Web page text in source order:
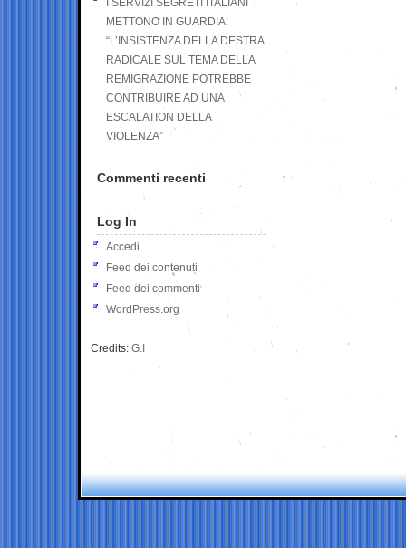
I SERVIZI SEGRETI ITALIANI
METTONO IN GUARDIA:
“L’INSISTENZA DELLA DESTRA
RADICALE SUL TEMA DELLA
REMIGRAZIONE POTREBBE
CONTRIBUIRE AD UNA
ESCALATION DELLA
VIOLENZA”
Commenti recenti
Log In
Accedi
Feed dei contenuti
Feed dei commenti
WordPress.org
Credits: G.I